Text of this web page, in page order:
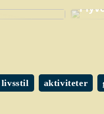
livsstil aktiviteter